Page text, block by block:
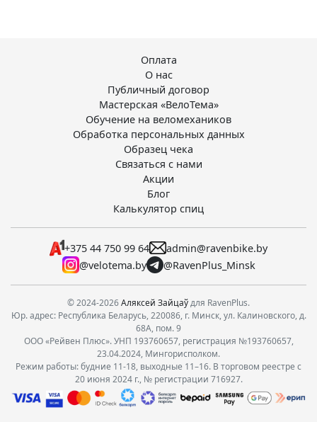
Оплата
О нас
Публичный договор
Мастерская «ВелоТема»
Обучение на веломехаников
Обработка персональных данных
Образец чека
Связаться с нами
Акции
Блог
Калькулятор спиц
+375 44 750 99 64
admin@ravenbike.by
@velotema.by
@RavenPlus_Minsk
© 2024-2026Аляксей Зайцаўдля RavenPlus.
Юр. адрес: Республика Беларусь, 220086, г. Минск, ул. Калиновского, д.
68А, пом. 9
ООО «Рейвен Плюс». УНП 193760657, регистрация №193760657,
23.04.2024, Мингорисполком.
Режим работы: будние 11-18, выходные 11–16. В торговом реестре с
20 июня 2024 г., № регистрации 716927.